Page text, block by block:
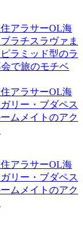
アラサーOL海
ラチスラヴァま
ラミッド型のラ
で旅のモチベ
アラサーOL海
リー・ブダペス
ムメイトのアク
アラサーOL海
リー・ブダペス
ムメイトのアク